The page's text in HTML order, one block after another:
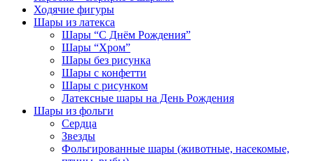
Ходячие фигуры
Шары из латекса
Шары “С Днём Рождения”
Шары “Хром”
Шары без рисунка
Шары с конфетти
Шары с рисунком
Латексные шары на День Рождения
Шары из фольги
Сердца
Звезды
Фольгированные шары (животные, насекомые,